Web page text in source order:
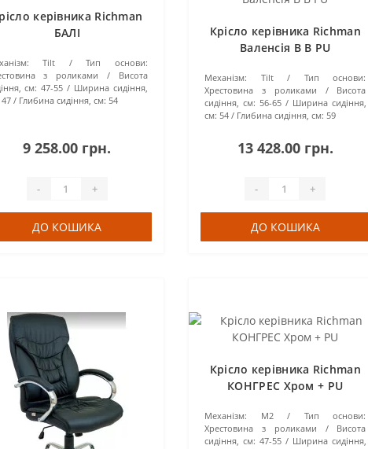
керівника Richman
БАЛІ
Tilt
Тип основи:
з роликами
Висота
см: 47-55
Ширина сидіння,
47 Глибина сидіння, см: 54
9 258.00 грн.
- +
ДО КОШИКА
Крісло керівника Richman
Валенсія В В PU
Механізм: Tilt
Тип основи:
Хрестовина з роликами
Висота
сидіння, см: 56-65
Ширина сидіння,
см: 54 Глибина сидіння, см: 59
13 428.00 грн.
- +
ДО КОШИКА
Крісло керівника Richman
КОНГРЕС Хром + PU
Механізм: М2
Тип основи:
Хрестовина з роликами
Висота
сидіння, см: 47-55
Ширина сидіння,